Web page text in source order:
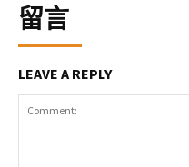
留言
LEAVE A REPLY